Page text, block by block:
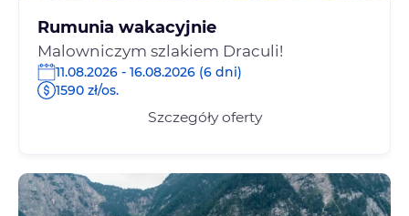
Rumunia wakacyjnie
Malowniczym szlakiem Draculi!
11.08.2026 - 16.08.2026 (6 dni)
1590 zł/os.
Szczegóły oferty